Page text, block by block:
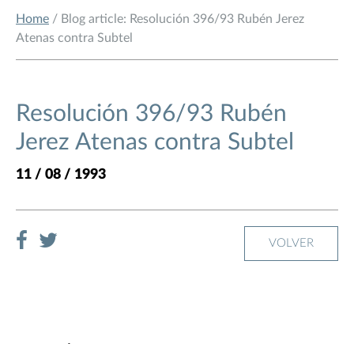
Home / Blog article: Resolución 396/93 Rubén Jerez
Atenas contra Subtel
Resolución 396/93 Rubén
Jerez Atenas contra Subtel
11 / 08 / 1993
VOLVER